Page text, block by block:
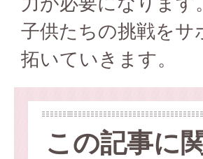
子供たちの挑戦をサ
拓いていきます。
この記事に